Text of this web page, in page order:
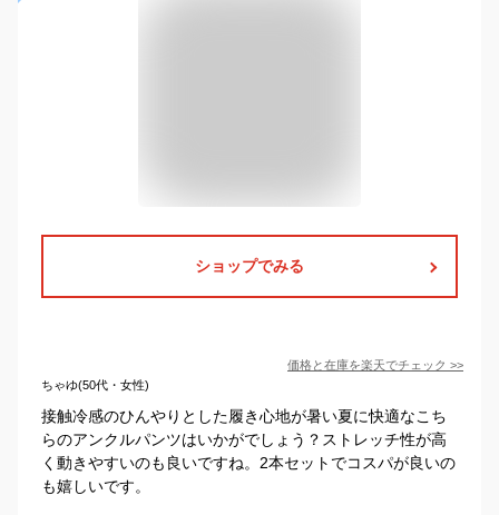
ショップでみる
価格と在庫を楽天でチェック >>
ちゃゆ(50代・女性)
接触冷感のひんやりとした履き心地が暑い夏に快適なこち
らのアンクルパンツはいかがでしょう？ストレッチ性が高
く動きやすいのも良いですね。2本セットでコスパが良いの
も嬉しいです。